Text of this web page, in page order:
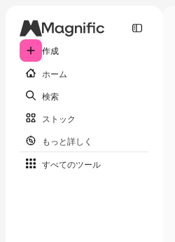
作成
ホーム
検索
ストック
もっと詳しく
すべてのツール